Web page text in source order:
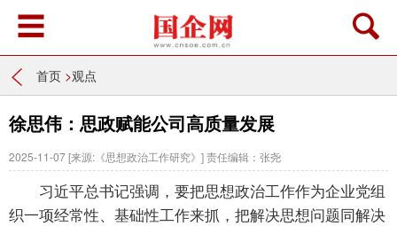
首页 >观点
徐思伟：思政赋能公司高质量发展
2025-11-07[来源:《思想政治工作研究》]责任编辑：张尧
习近平总书记强调，要把思想政治工作作为企业党组
织一项经常性、基础性工作来抓，把解决思想问题同解决